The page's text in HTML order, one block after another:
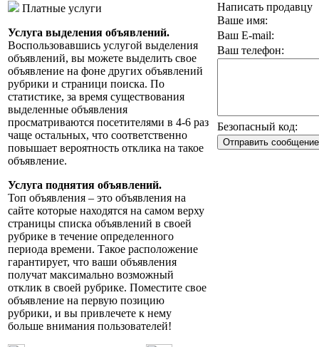
Платные услуги
Услуга выделения объявлений.
Воспользовавшись услугой выделения
объявлений, вы можете выделить свое
объявление на фоне других объявлений
рубрики и страници поиска. По
статистике, за время существования
выделенные объявления
просматриваются посетителями в 4-6 раз
чаще остальных, что соответственно
повышает вероятность отклика на такое
объявление.
Услуга поднятия объявлений.
Топ объявления – это объявления на
сайте которые находятся на самом верху
страницы списка объявлений в своей
рубрике в течение определенного
периода времени. Такое расположение
гарантирует, что ваши объявления
получат максимально возможный
отклик в своей рубрике. Поместите свое
объявление на первую позицию
рубрики, и вы привлечете к нему
больше внимания пользователей!
Написать продавцу
Ваше имя:
Ваш E-mail:
Ваш телефон:
Безопасный код: